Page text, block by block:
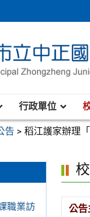
行政單位
告 >稻江護家辦理
職業訪
公告